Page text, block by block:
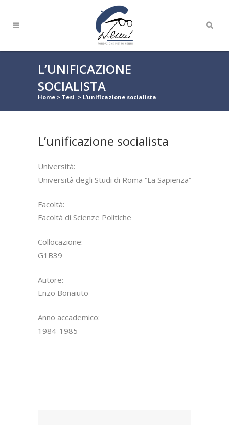
L’UNIFICAZIONE
SOCIALISTA
Home > Tesi > L’unificazione socialista
L’unificazione socialista
Università:
Università degli Studi di Roma “La Sapienza”
Facoltà:
Facoltà di Scienze Politiche
Collocazione:
G1B39
Autore:
Enzo Bonaiuto
Anno accademico:
1984-1985